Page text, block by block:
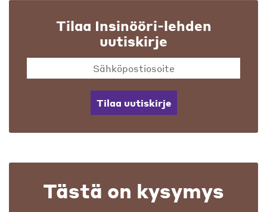
Tilaa Insinööri-lehden
uutiskirje
Tilaa uutiskirje
Tästä on kysymys